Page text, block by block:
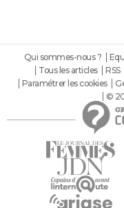
Qui sommes-nous ?
Tous les articles
RSS
Paramétrer les cookies
©